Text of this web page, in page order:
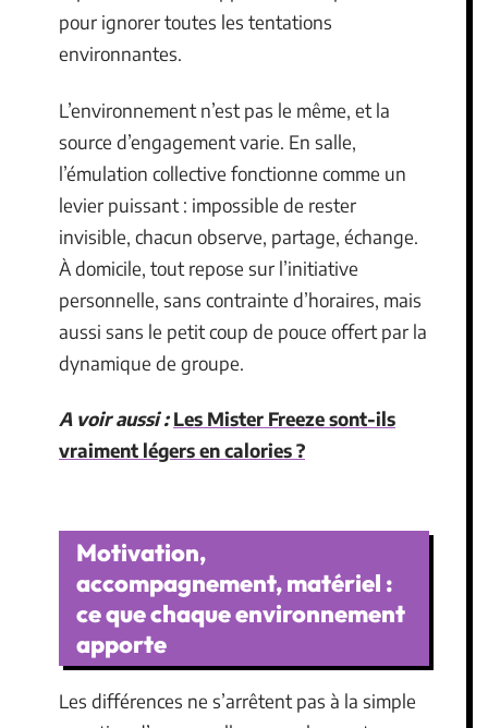
pour ignorer toutes les tentations
environnantes.
L’environnement n’est pas le même, et la
source d’engagement varie. En salle,
l’émulation collective fonctionne comme un
levier puissant : impossible de rester
invisible, chacun observe, partage, échange.
À domicile, tout repose sur l’initiative
personnelle, sans contrainte d’horaires, mais
aussi sans le petit coup de pouce offert par la
dynamique de groupe.
A voir aussi : Les Mister Freeze sont-ils
vraiment légers en calories ?
Motivation,
accompagnement, matériel :
ce que chaque environnement
apporte
Les différences ne s’arrêtent pas à la simple